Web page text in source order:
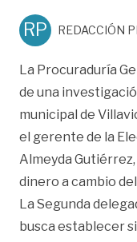
RP REDACCIÓN
La Procuraduría
de una
municipal de
el gerente de la
Almeyda
dinero a cambio
La Segunda
busca establecer si